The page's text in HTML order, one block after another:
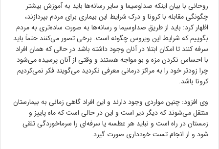
روحانی با بیان اینکه صداوسیما و سایر رسانه‌ها باید به آموزش بیشتر
چگونگی مقابله با کرونا و درک شرایط این بیماری برای مردم بپردازند،
اظهار کرد: باید از طریق صداوسیما و رسانه‌ها به صورت ساده‌تری به مردم
بگوییم که شرایط این ویروس چگونه است. برخی تصور می‌کنند حتماً باید
سرفه کنند تا امکان ابتلا در آنان وجود داشته باشد در حالی که همان افراد
با احساس نکردن مزه و بو مواجه هستند و وقتی از آنان پرسیده می‌شود
چرا زودتر خود را به مراکز درمانی معرفی نکردید می‌گویند فکر نمی‌کردیم
کرونا باشد.
وی افزود: چنین مواردی وجود دارند و این افراد گاهی زمانی به بیمارستان
منتقل می‌شوند که دیگر دیر است و این در حالی است که ماه پاییز و
زمستان در راه است و نباید هر عطسه یا سرفه‌ای را سرماخوردگی تلقی
شود و از انجام تست خودداری صورت گیرد.